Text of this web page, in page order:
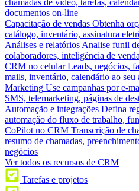
chamadas de vídeo, tarefas,
documentos on-line
Capacitação de vendas Obtenha
catálogo, inventário, assinatura
Análises e relatórios Analise funil
colaboradores, inteligência de
CRM no celular Leads, negócios,
mails, inventário, calendário ao seu
Marketing Use campanhas por e-
SMS, telemarketing, páginas de
Automação e integrações Defina
automação do fluxo de trabalho,
CoPilot no CRM Transcrição de
resumo de chamadas,
negócios
Ver todos os recursos de CRM
Tarefas e projetos